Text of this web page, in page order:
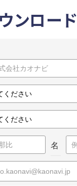
ンロード
名